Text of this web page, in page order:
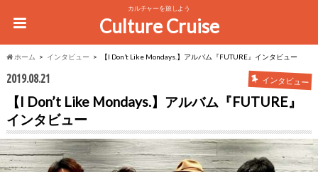
カルチャーを旅しよう
Culture Cruise
ホーム インタビュー 【I Don’t Like Mondays.】アルバム『FUTURE』インタビュー
2019.08.21 インタビュー
【I Don’t Like Mondays.】アルバム『FUTURE』
インタビュー